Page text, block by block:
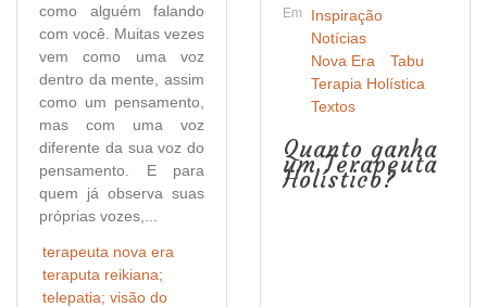
como alguém falando
com você. Muitas vezes
vem como uma voz
dentro da mente, assim
como um pensamento,
mas com uma voz
diferente da sua voz do
pensamento. E para
quem já observa suas
próprias vozes,...
terapeuta nova era
teraputa reikiana;
telepatia; visão do
Em
Inspiração
Notícias
Nova Era
Tabu
Terapia Holística
Textos
Quanto ganha
um Terapeuta
Holístico?